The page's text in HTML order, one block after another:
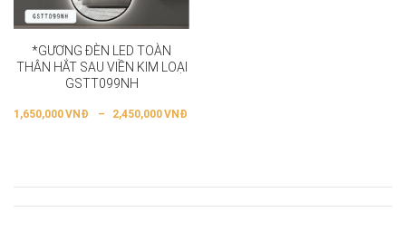
*GƯƠNG ĐÈN LED TOÀN
THÂN HẮT SAU VIỀN KIM LOẠI
GSTT099NH
1,650,000VNĐ – 2,450,000VNĐ